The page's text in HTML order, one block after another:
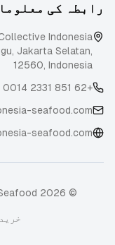
رابطہ کی
Indonesia
, Jakarta Selatan,
12560, Indonesia
+62 851 2331 0014
seafood.com
seafood.com
© 2026 Indonesia-Seafood. تمام حقوق محفوظ ہیں۔